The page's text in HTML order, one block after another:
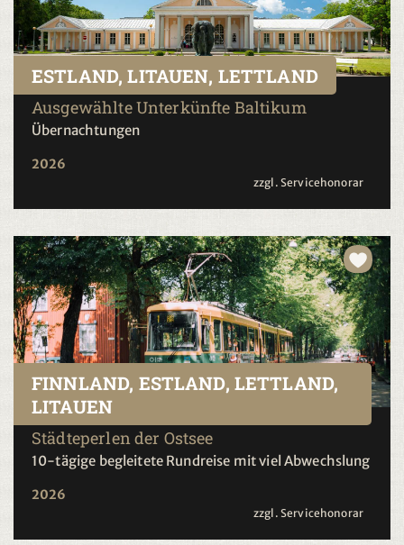
ESTLAND, LITAUEN, LETTLAND
Ausgewählte Unterkünfte Baltikum
Übernachtungen
2026
zzgl. Servicehonorar
FINNLAND, ESTLAND, LETTLAND,
LITAUEN
Städteperlen der Ostsee
10-tägige begleitete Rundreise mit viel Abwechslung
2026
zzgl. Servicehonorar